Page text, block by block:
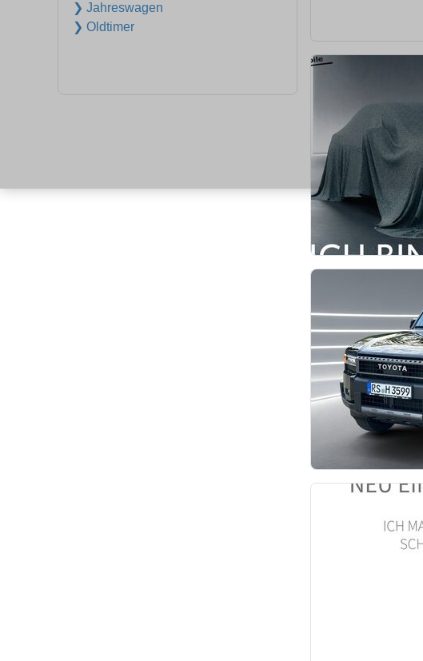
❯ Jahreswagen
❯ Oldtimer